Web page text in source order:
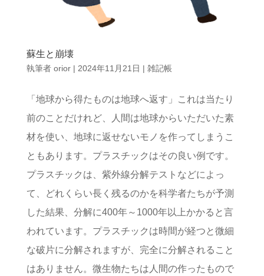
蘇生と崩壊
執筆者 orior| 2024年11月21日 | 雑記帳
「地球から得たものは地球へ返す」これは当たり
前のことだけれど、人間は地球からいただいた素
材を使い、地球に返せないモノを作ってしまうこ
ともあります。プラスチックはその良い例です。
プラスチックは、紫外線分解テストなどによっ
て、どれくらい長く残るのかを科学者たちが予測
した結果、分解に400年～1000年以上かかると言
われています。プラスチックは時間が経つと微細
な破片に分解されますが、完全に分解されること
はありません。微生物たちは人間の作ったもので